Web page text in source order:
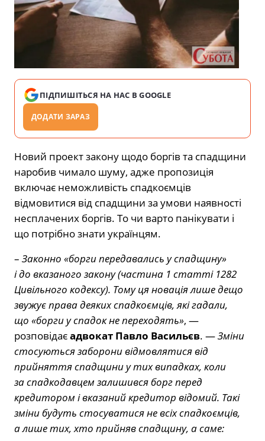
ПІДПИШІТЬСЯ НА НАС В GOOGLE
ДОДАТИ ЗАРАЗ
Новий проект закону щодо боргів та спадщини
наробив чимало шуму, адже пропозиція
включає неможливість спадкоємців
відмовитися від спадщини за умови наявності
несплачених боргів. То чи варто панікувати і
що потрібно знати українцям.
– Законно «борги передавались у спадщину»
і до вказаного закону (частина 1 статті 1282
Цивільного кодексу). Тому ця новація лише дещо
звужує права деяких спадкоємців, які гадали,
що «борги у спадок не переходять», —
розповідаєадвокат Павло Васильєв. —Зміни
стосуються заборони відмовлятися від
прийняття спадщини у тих випадках, коли
за спадкодавцем залишився борг перед
кредитором і вказаний кредитор відомий. Такі
зміни будуть стосуватися не всіх спадкоємців,
а лише тих, хто прийняв спадщину, а саме: